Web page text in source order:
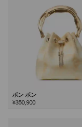
ボン ボン
¥350,900